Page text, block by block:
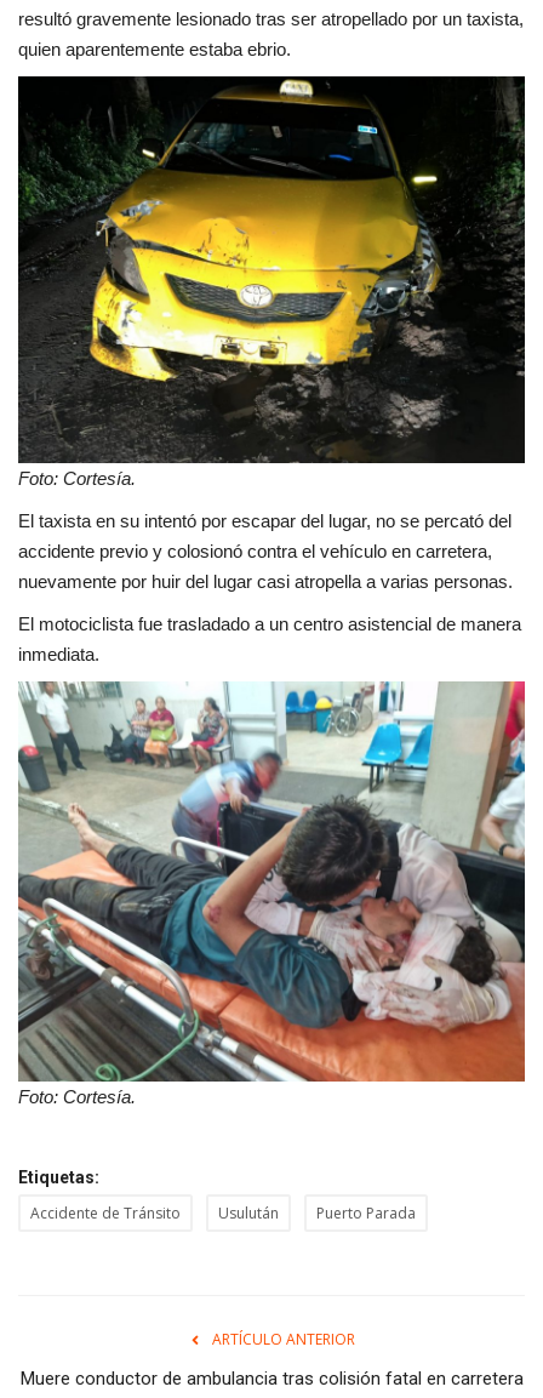
resultó gravemente lesionado tras ser atropellado por un taxista,
quien aparentemente estaba ebrio.
Foto: Cortesía.
El taxista en su intentó por escapar del lugar, no se percató del
accidente previo y colosionó contra el vehículo en carretera,
nuevamente por huir del lugar casi atropella a varias personas.
El motociclista fue trasladado a un centro asistencial de manera
inmediata.
Foto: Cortesía.
Etiquetas:
Accidente de Tránsito Usulután Puerto Parada
ARTÍCULO ANTERIOR
Muere conductor de ambulancia tras colisión fatal en carretera